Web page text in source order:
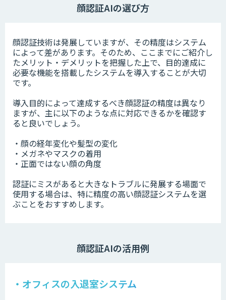
顔認証AIの選び方
顔認証技術は発展していますが、その精度はシステム
によって差があります。そのため、ここまでにご紹介し
たメリット・デメリットを把握した上で、目的達成に
必要な機能を搭載したシステムを導入することが大切
です。
導入目的によって達成するべき顔認証の精度は異なり
ますが、主に以下のような点に対応できるかを確認す
ると良いでしょう。
・顔の経年変化や髪型の変化
・メガネやマスクの着用
・正面ではない顔の角度
認証にミスがあると大きなトラブルに発展する場面で
使用する場合は、特に精度の高い顔認証システムを選
ぶことをおすすめします。
顔認証AIの活用例
・オフィスの入退室システム